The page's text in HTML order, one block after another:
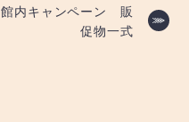
館内キャンペーン 販
促物一式